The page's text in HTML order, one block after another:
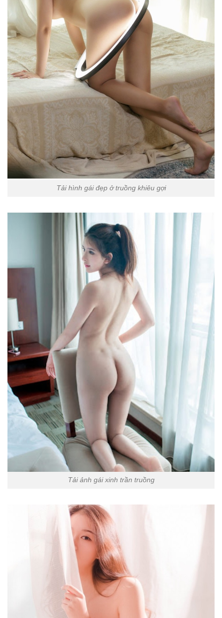
Tải hình gái đẹp ở truồng khiêu gợi
Tải ảnh gái xinh trần truồng